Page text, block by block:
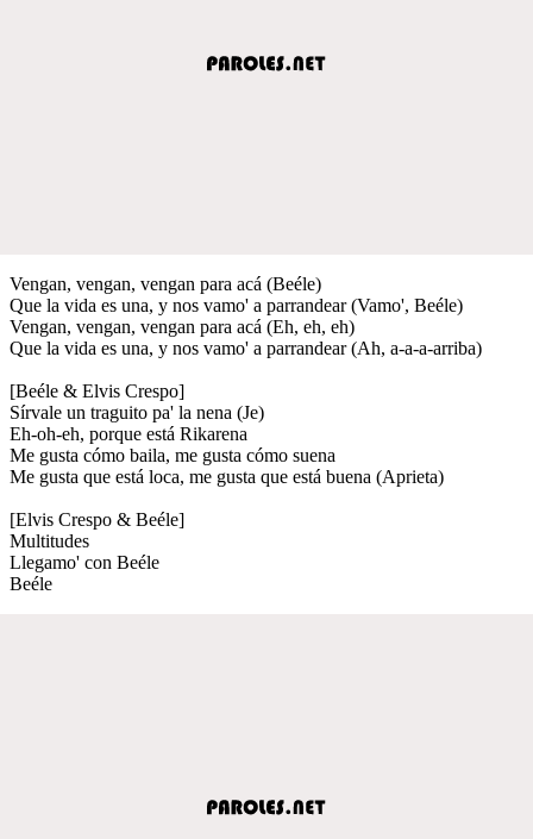
Vengan, vengan, vengan para acá (Beéle)
Que la vida es una, y nos vamo' a parrandear (Vamo', Beéle)
Vengan, vengan, vengan para acá (Eh, eh, eh)
Que la vida es una, y nos vamo' a parrandear (Ah, a-a-a-arriba)
[Beéle & Elvis Crespo]
Sírvale un traguito pa' la nena (Je)
Eh-oh-eh, porque está Rikarena
Me gusta cómo baila, me gusta cómo suena
Me gusta que está loca, me gusta que está buena (Aprieta)
[Elvis Crespo & Beéle]
Multitudes
Llegamo' con Beéle
Beéle